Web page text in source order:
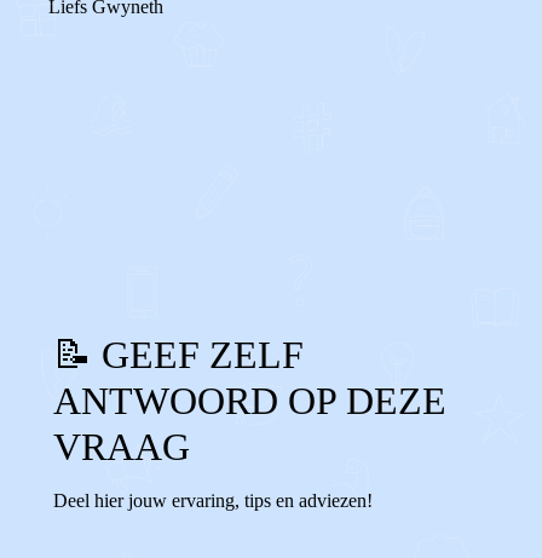
Liefs Gwyneth
📝 GEEF ZELF
ANTWOORD OP DEZE
VRAAG
Deel hier jouw ervaring, tips en adviezen!